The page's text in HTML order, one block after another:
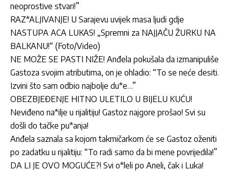
neoprostive stvari!”
RAZ*ALJIVANJE! U Sarajevu uvijek masa ljudi gdje
NASTUPA ACA LUKAS! „Spremni za NAJJAČU ŽURKU NA
BALKANU!“ (Foto/Video)
NE MOŽE SE PASTI NIŽE! Anđela pokušala da izmanipuliše
Gastoza svojim atributima, on je ohladio: “To se neće desiti.
Izvini što sam odbio najbolje du*e…”
OBEZBJEĐENJE HITNO ULETILO U BIJELU KUĆU!
Neviđeno na*ilje u rijalitiju! Gastoz najgore prošao! Svi su
došli do tačke pu*anja!
Anđela saznala sa kojom takmičarkom će se Gastoz oženiti
po zadatku u rijalitiju: “To radi samo da bi mene povrijedila!”
DA LI JE OVO MOGUĆE?! Svi o*leli po Aneli, čak i Luka!